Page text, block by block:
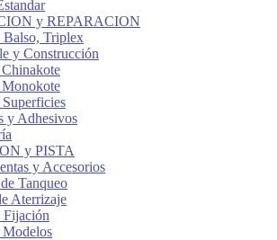
y REPARACION
Balso, Triplex
y Construcción
y Adhesivos
y PISTA
y Accesorios
Tanqueo
Aterrizaje
Fijación